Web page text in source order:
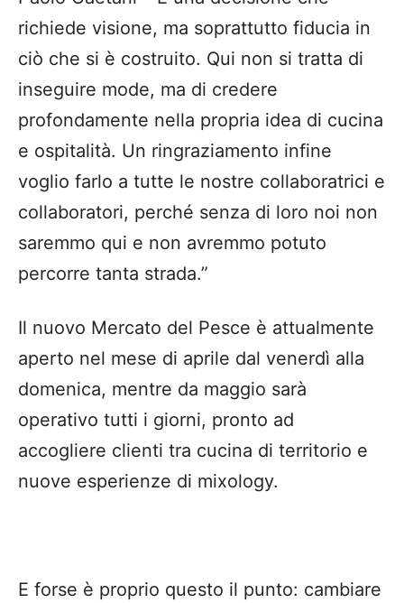
richiede visione, ma soprattutto fiducia in
ciò che si è costruito. Qui non si tratta di
inseguire mode, ma di credere
profondamente nella propria idea di cucina
e ospitalità. Un ringraziamento infine
voglio farlo a tutte le nostre collaboratrici e
collaboratori, perché senza di loro noi non
saremmo qui e non avremmo potuto
percorre tanta strada.”
Il nuovo Mercato del Pesce è attualmente
aperto nel mese di aprile dal venerdì alla
domenica, mentre da maggio sarà
operativo tutti i giorni, pronto ad
accogliere clienti tra cucina di territorio e
nuove esperienze di mixology.
E forse è proprio questo il punto: cambiare